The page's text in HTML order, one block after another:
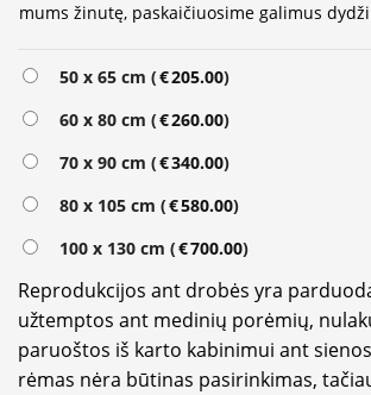
mums žinutę, paskaičiuosime galimus
50 x 65 cm (€205.00)
60 x 80 cm (€260.00)
70 x 90 cm (€340.00)
80 x 105 cm (€580.00)
100 x 130 cm (€700.00)
Reprodukcijos ant drobės yra
užtemptos ant medinių porėmių,
paruoštos iš karto kabinimui ant
rėmas nėra būtinas pasirinkimas,